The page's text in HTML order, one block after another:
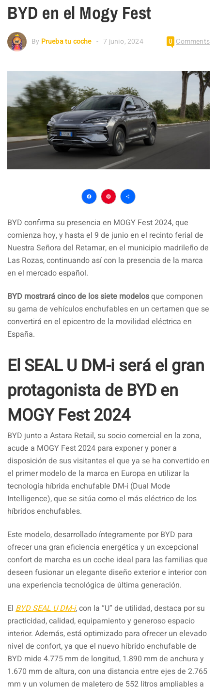
BYD en el Mogy Fest
By Prueba tu coche 7 junio, 2024 0 Comments
Facebook
Pinterest
Compartir
BYD confirma su presencia en MOGY Fest 2024, que
comienza hoy, y hasta el 9 de junio en el recinto ferial de
Nuestra Señora del Retamar, en el municipio madrileño de
Las Rozas, continuando así con la presencia de la marca
en el mercado español.
BYD mostrará cinco de los siete modelosque componen
su gama de vehículos enchufables en un certamen que se
convertirá en el epicentro de la movilidad eléctrica en
España.
El SEAL U DM-i será el gran
protagonista de BYD en
MOGY Fest 2024
BYD junto a Astara Retail, su socio comercial en la zona,
acude a MOGY Fest 2024 para exponer y poner a
disposición de sus visitantes el que ya se ha convertido en
el primer modelo de la marca en Europa en utilizar la
tecnología híbrida enchufable DM-i (Dual Mode
Intelligence), que se sitúa como el más eléctrico de los
híbridos enchufables.
Este modelo, desarrollado íntegramente por BYD para
ofrecer una gran eficiencia energética y un excepcional
confort de marcha es un coche ideal para las familias que
deseen fusionar un elegante diseño exterior e interior con
una experiencia tecnológica de última generación.
El BYD SEAL U DM-i, con la “U” de utilidad, destaca por su
practicidad, calidad, equipamiento y generoso espacio
interior. Además, está optimizado para ofrecer un elevado
nivel de confort, ya que el nuevo híbrido enchufable de
BYD mide 4.775 mm de longitud, 1.890 mm de anchura y
1.670 mm de altura, con una distancia entre ejes de 2.765
mm y un volumen de maletero de 552 litros ampliables a